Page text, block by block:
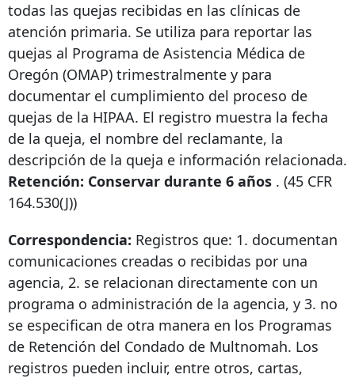
todas las quejas recibidas en las clínicas de
atención primaria. Se utiliza para reportar las
quejas al Programa de Asistencia Médica de
Oregón (OMAP) trimestralmente y para
documentar el cumplimiento del proceso de
quejas de la HIPAA. El registro muestra la fecha
de la queja, el nombre del reclamante, la
descripción de la queja e información relacionada.
Retención: Conservar durante 6 años . (45 CFR
164.530(J))
Correspondencia: Registros que: 1. documentan
comunicaciones creadas o recibidas por una
agencia, 2. se relacionan directamente con un
programa o administración de la agencia, y 3. no
se especifican de otra manera en los Programas
de Retención del Condado de Multnomah. Los
registros pueden incluir, entre otros, cartas,